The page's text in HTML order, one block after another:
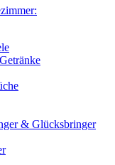
& Glücksbringer